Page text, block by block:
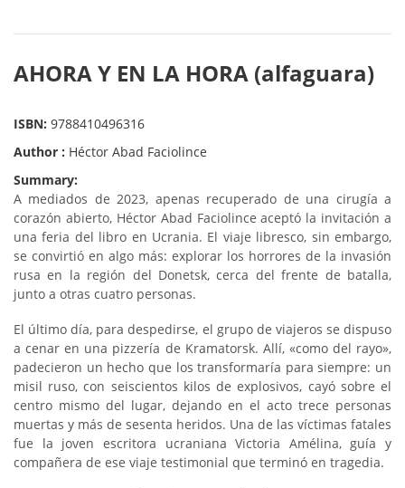
AHORA Y EN LA HORA (alfaguara)
ISBN: 9788410496316
Author : Héctor Abad Faciolince
Summary:
A mediados de 2023, apenas recuperado de una cirugía a
corazón abierto, Héctor Abad Faciolince aceptó la invitación a
una feria del libro en Ucrania. El viaje libresco, sin embargo,
se convirtió en algo más: explorar los horrores de la invasión
rusa en la región del Donetsk, cerca del frente de batalla,
junto a otras cuatro personas.
El último día, para despedirse, el grupo de viajeros se dispuso
a cenar en una pizzería de Kramatorsk. Allí, «como del rayo»,
padecieron un hecho que los transformaría para siempre: un
misil ruso, con seiscientos kilos de explosivos, cayó sobre el
centro mismo del lugar, dejando en el acto trece personas
muertas y más de sesenta heridos. Una de las víctimas fatales
fue la joven escritora ucraniana Victoria Amélina, guía y
compañera de ese viaje testimonial que terminó en tragedia.